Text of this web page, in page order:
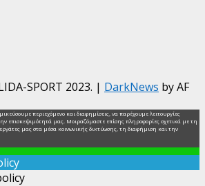
SPORT 2023. | DarkNews by AF
περιεχόμενο και διαφημίσεις, να παρέχουμε λειτουργίες
επισκεψιμότητά μας. Μοιραζόμαστε επίσης πληροφορίες σχετικά με τη
μας στα μέσα κοινωνικής δικτύωσης, τη διαφήμιση και την